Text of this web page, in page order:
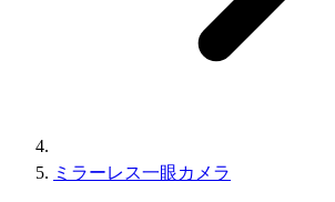
ミラーレス一眼カメラ